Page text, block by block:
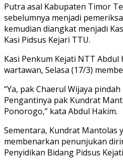
Putra asal Kabupaten Timor
sebelumnya menjadi
kemudian diangkat menjadi
Kasi Pidsus Kejari TTU.
Kasi Penkum Kejati NTT
wartawan, Selasa (17/3)
“Ya, pak Chaerul Wijaya pindah
Pengantinya pak Kundrat
Ponorogo,” kata Abdul Hakim.
Sementara, Kundrat Mantolas
membenarkan penunjukan
Penyidikan Bidang Pidsus